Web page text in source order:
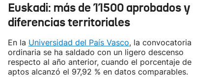
Euskadi: más de 11500 aprobados y
diferencias territoriales
En la Universidad del País Vasco, la convocatoria
ordinaria se ha saldado con un ligero descenso
respecto al año anterior, cuando el porcentaje de
aptos alcanzó el 97,92 % en datos comparables.